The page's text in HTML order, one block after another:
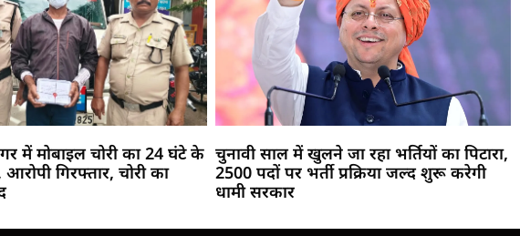
में मोबाइल चोरी का 24 घंटे के
गिरफ्तार, चोरी का
चुनावी साल में खुलने जा रहा भर्तियों का पिटारा,
2500 पदों पर भर्ती प्रक्रिया जल्द शुरू करेगी
धामी सरकार